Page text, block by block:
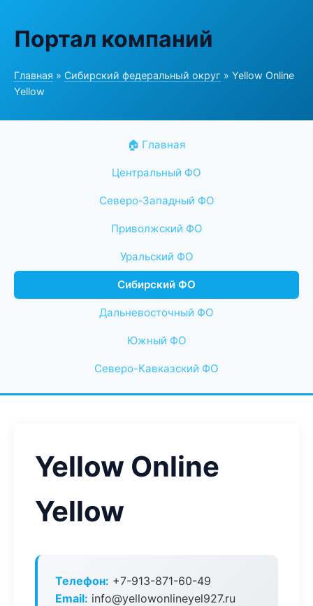
Портал компаний
Главная » Сибирский федеральный округ » Yellow Online
Yellow
🏠 Главная
Центральный ФО
Северо-Западный ФО
Приволжский ФО
Уральский ФО
Сибирский ФО
Дальневосточный ФО
Южный ФО
Северо-Кавказский ФО
Yellow Online
Yellow
Телефон: +7-913-871-60-49
Email: info@yellowonlineyel927.ru